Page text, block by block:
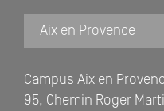
Campus Aix en
95, Chemin Roger